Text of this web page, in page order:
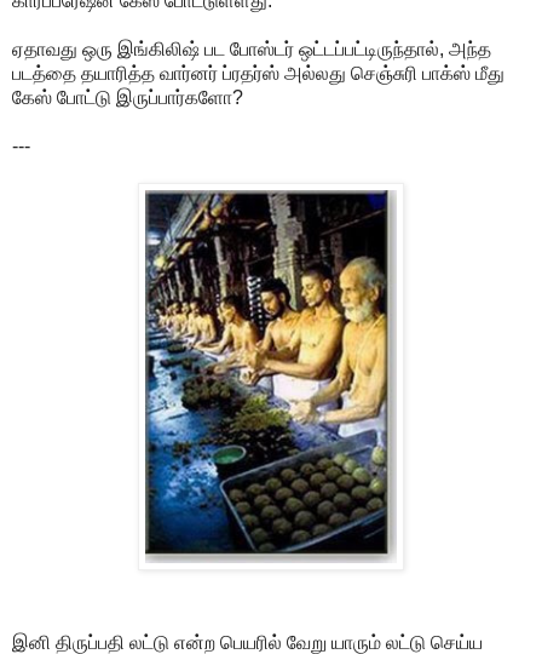
ஏதாவது ஒரு இங்கிலிஷ் பட போஸ்டர் ஒட்டப்பட்டிருந்தால், அந்த
படத்தை தயாரித்த வார்னர் ப்ரதர்ஸ் அல்லது செஞ்சுரி பாக்ஸ் மீது
கேஸ் போட்டு இருப்பார்களோ?
---
இனி திருப்பதி லட்டு என்ற பெயரில் வேறு யாரும் லட்டு செய்ய